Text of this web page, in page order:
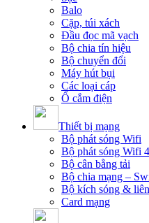
Balo
Cặp, túi xách
Đầu đọc mã vạch
Bộ chia tín hiệu
Bộ chuyển đổi
Máy hút bụi
Các loại cáp
Ổ cắm điện
Thiết bị mạng
Bộ phát sóng Wifi
Bộ phát sóng Wifi
Bộ cân bằng tải
Bộ chia mạng –
Bộ kích sóng &
Card mạng